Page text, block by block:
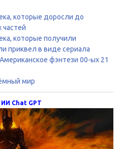
которые доросли до
которые получили
приквел в виде сериала
фэнтези 00-ых 21
мир
Chat GPT